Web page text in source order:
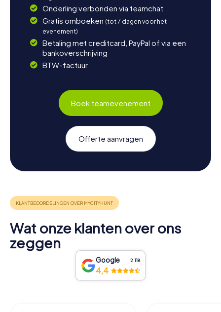
Onderling verbonden via teamchat
Gratis omboeken (tot 7 dagen voor het
evenement)
Betaling met creditcard, PayPal of via een
bankoverschrijving
BTW-factuur
Boek teamevenement
Offerte aanvragen
Wat onze klanten over ons
zeggen
Google 2.118
4,4